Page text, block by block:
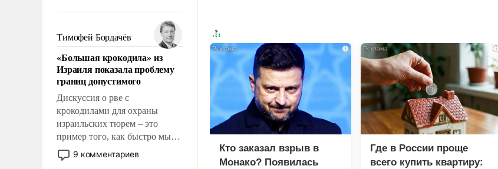
налогоплательщиков и где
Еревану за свои поступки не
нужно отвечать.
Тимофей Бордачёв
«Большая крокодила» из
Израиля показала проблему
границ допустимого
Дискуссия о рве с
крокодилами для охраны
израильских тюрем – это
пример того, как быстро мы
двигаемся по пути
революционных изменений.
9 комментариев
i
Кто заказал взрыв в
Монако? Появилась
i
Где в России проще
всего купить квартиру: